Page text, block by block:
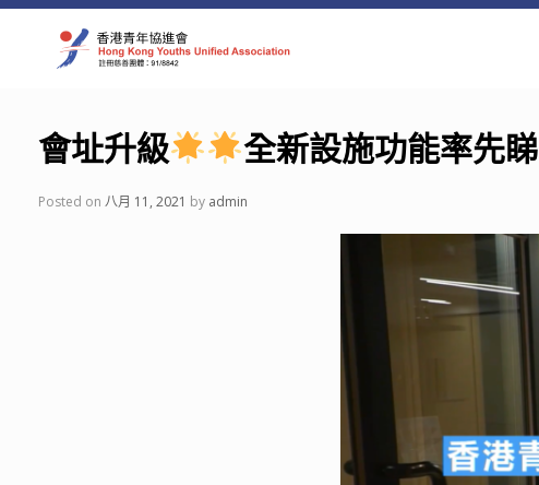
Skip
會址升級 全新設施功能率先睇
Posted on 八月 11, 2021 by admin